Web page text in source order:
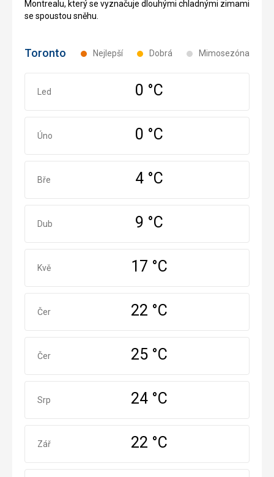
Montrealu, který se vyznačuje dlouhými chladnými zimami
se spoustou sněhu.
Toronto Nejlepší Dobrá Mimosezóna
Leden
Led 0 °C
Únor
Úno 0 °C
Březen
Bře 4 °C
Duben
Dub 9 °C
Květen
Kvě 17 °C
Červen
Čer 22 °C
Červenec
Čer 25 °C
Srpen
Srp 24 °C
Září
Zář 22 °C